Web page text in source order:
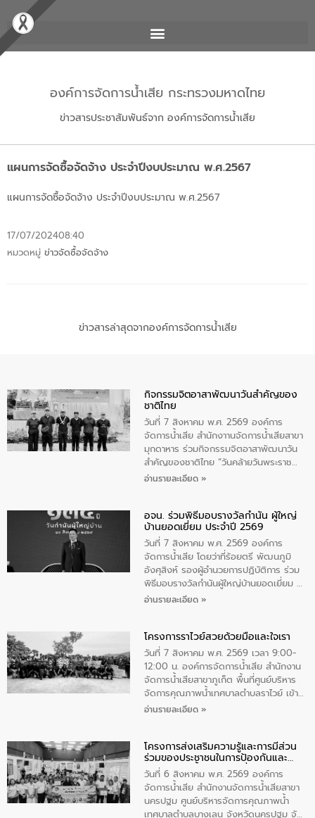
องค์การจัดการน้ำเสีย กระทรวงมหาดไทย
ข่าวสารประชาสัมพันธ์จาก องค์การจัดการน้ำเสีย
แผนการจัดซื้อจัดจ้าง ประจำปีงบประมาณ พ.ศ.2567
แผนการจัดซื้อจัดจ้าง ประจำปีงบประมาณ พ.ศ.2567
17/07/202408:40
หมวดหมู่ ข่าวจัดซื้อจัดจ้าง
ข่าวสารล่าสุดจากองค์การจัดการน้ำเสีย
กิจกรรมจิตอาสาพัฒนาวันสําคัญของ
ชาติไทย
วันที่ 7 สิงหาคม พ.ศ. 2569 องค์การ
จัดการน้ำเสีย สำนักงาานจัดการน้ำเสียสาขา
มุกดาหาร ร่วมกิจกรรมจิตอาสาพัฒนาวัน
สําคัญของชาติไทย “วันคล้ายวันพระราช
สมภพ สมเด็จพระนางเจ้าสิริกิติ์พระบรม
ทิพย์คำ รองผู้ว่าราชการจังหวัดมุกดาหาร
เป็นประธานในพิธี ณ เรือนจําชั่วคราวนาโสก
ตําบลนาโสก อําเภอเมืองมุกดาหาร จังหวัด
มุกดาหาร โดยในกิจกรรมได้ร่วมปลูกป่า และ
ทําความสะอาดภายในบริเวณ จัดกิจกรรม
เพื่อถวายเป็นพระราชกุศล สมเด็จพระนาง
เจ้าสิริกิติ์พระบรมราชินีนาถ พระบรมราช
อ่านรายละเอียด »
อจน. ร่วมพิธีมอบรางวัลกำนัน ผู้ใหญ่
บ้านยอดเยี่ยม ประจำปี 2569
วันที่ 7 สิงหาคม พ.ศ. 2569 องค์การ
จัดการน้ำเสีย โดยว่าที่ร้อยตรี พัฒนภูมิ
อังศุสิงห์ รองผู้อำนวยการปฏิบัติการ ร่วม
พิธีมอบรางวัลกำนันผู้ใหญ่บ้านยอดเยี่ยม ณ
ทำเนียบรัฐบาล โดยมีนายอนุทิน ชาญวีรกูล
ทองคำและประกาศเกียรติคุณให้แก่ กำนัน
ผู้ใหญ่บ้านยอดเยี่ยม พร้อมกล่าวชื่นชม ให้
โอวาท และมอบนโยบาย
อ่านรายละเอียด »
โครงการราไวย์สวยด้วยมือและใจเรา
วันที่ 7 สิงหาคม พ.ศ. 2569 เวลา 9:00-
12:00 น. องค์การจัดการน้ำเสีย สำนักงาน
จัดการน้ำเสียสาขาภูเก็ต พื้นที่ศูนย์บริหาร
จัดการคุณภาพน้ำเทศบาลตำบลราไวย์ เข้า
ร่วมโครงการราไวย์สวยด้วยมือและใจเรา
ประชาชน ตัวแทนจากโรงแรมต่างๆ ในเขต
เทศบาลตำบลราไวย์ ศูนย์บริหารจัดการ
คุณภาพน้ำเทศบาลตำบลราไวย์ นำโดยนาย
น้อย แก้วเศษ ผู้จัดการสำนักงานจัดการน้ำ
เสียสาขาภูเก็ต พร้อมด้วยเจ้าหน้าที่ จำนวน
5 คน ร่วมทำกิจกรรม ทำความสะอาด
อ่านรายละเอียด »
โครงการส่งเสริมความรู้และการมีส่วน
ร่วมของประชาชนในการป้องกันและ
แก้ไขปัญหาน้ำเสียอย่างยั่งยืน
วันที่ 6 สิงหาคม พ.ศ. 2569 องค์การ
จัดการน้ำเสีย สำนักงานจัดการน้ำเสียสาขา
นครปฐม ศูนย์บริหารจัดการคุณภาพน้ำ
เทศบาลตำบลบางเลน จังหวัดนครปฐม จัด